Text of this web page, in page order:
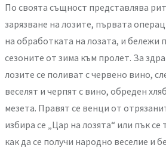
По своята същност представлява
зарязване на лозите, първата
на обработката на лозата, и бележи
сезоните от зима към пролет. За
лозите се поливат с червено вино,
веселят и черпят с вино, обреден
мезета. Правят се венци от
избира се „Цар на лозята“ или пък
как да се получи народно веселие и